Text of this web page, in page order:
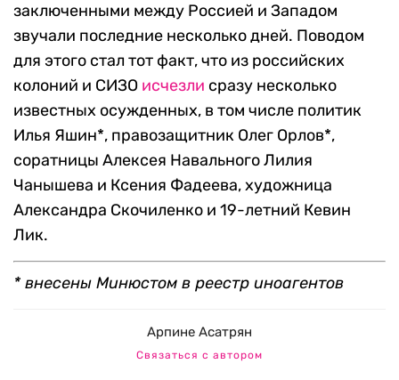
заключенными между Россией и Западом
звучали последние несколько дней. Поводом
для этого стал тот факт, что из российских
колоний и СИЗО исчезли сразу несколько
известных осужденных, в том числе политик
Илья Яшин*, правозащитник Олег Орлов*,
соратницы Алексея Навального Лилия
Чанышева и Ксения Фадеева, художница
Александра Скочиленко и 19-летний Кевин
Лик.
* внесены Минюстом в реестр иноагентов
Арпине Асатрян
Связаться с автором